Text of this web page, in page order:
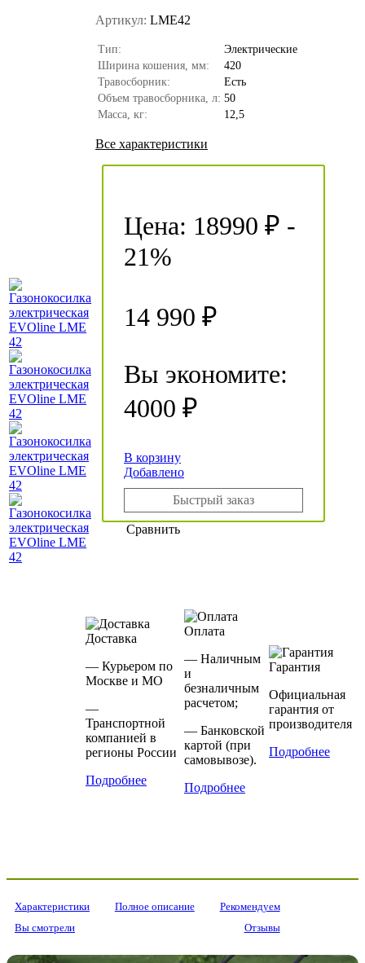
Артикул: LME42
Тип:
Электрические
Ширина кошения, мм:
420
Травосборник:
Есть
Объем травосборника, л: 50
Масса, кг:
12,5
Все характеристики
Цена: 18990 ₽ -
21%
14 990 ₽
Вы экономите:
4000 ₽
В корзину
Добавлено
Быстрый заказ
Сравнить
Доставка
— Курьером по
Москве и МО
—
Транспортной
компанией в
регионы России
Подробнее
Оплата
— Наличным
и
безналичным
расчетом;
— Банковской
картой (при
самовывозе).
Подробнее
Гарантия
Официальная
гарантия от
производителя
Подробнее
Характеристики Полное описание
Рекомендуем
Вы смотрели
Отзывы